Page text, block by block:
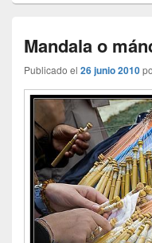
Mandala o
Publicado el 26 junio 2010